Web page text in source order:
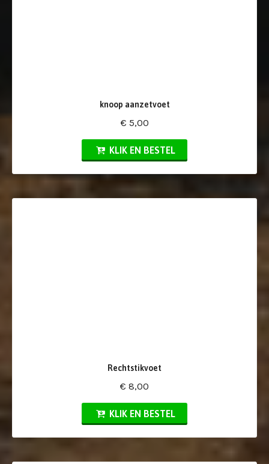
knoop aanzetvoet
€ 5,00
KLIK EN BESTEL
Rechtstikvoet
€ 8,00
KLIK EN BESTEL